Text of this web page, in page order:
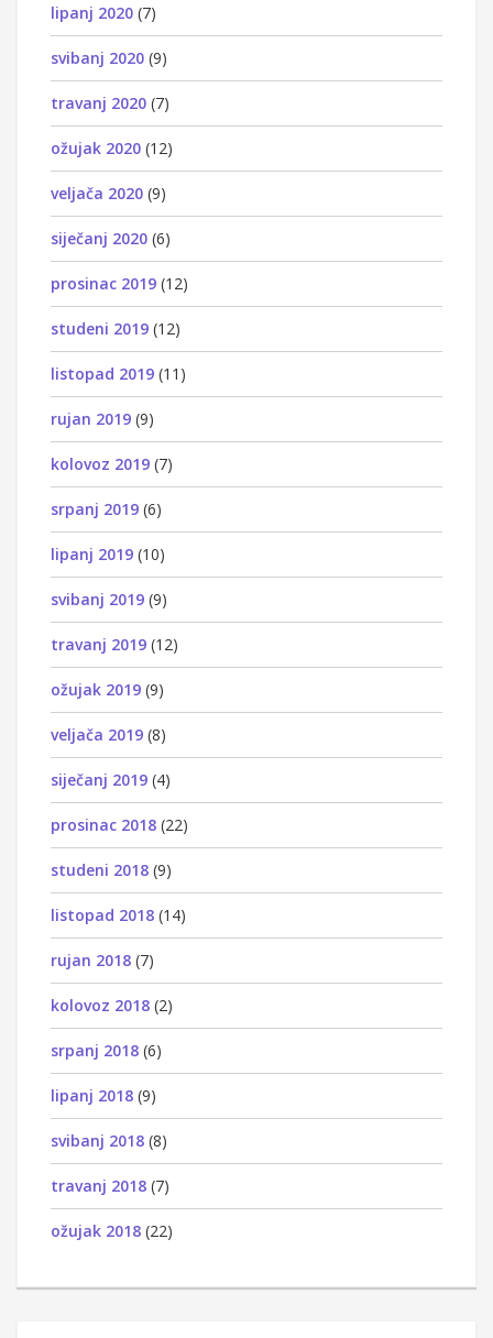
lipanj 2020 (7)
svibanj 2020 (9)
travanj 2020 (7)
ožujak 2020 (12)
veljača 2020 (9)
siječanj 2020 (6)
prosinac 2019 (12)
studeni 2019 (12)
listopad 2019 (11)
rujan 2019 (9)
kolovoz 2019 (7)
srpanj 2019 (6)
lipanj 2019 (10)
svibanj 2019 (9)
travanj 2019 (12)
ožujak 2019 (9)
veljača 2019 (8)
siječanj 2019 (4)
prosinac 2018 (22)
studeni 2018 (9)
listopad 2018 (14)
rujan 2018 (7)
kolovoz 2018 (2)
srpanj 2018 (6)
lipanj 2018 (9)
svibanj 2018 (8)
travanj 2018 (7)
ožujak 2018 (22)